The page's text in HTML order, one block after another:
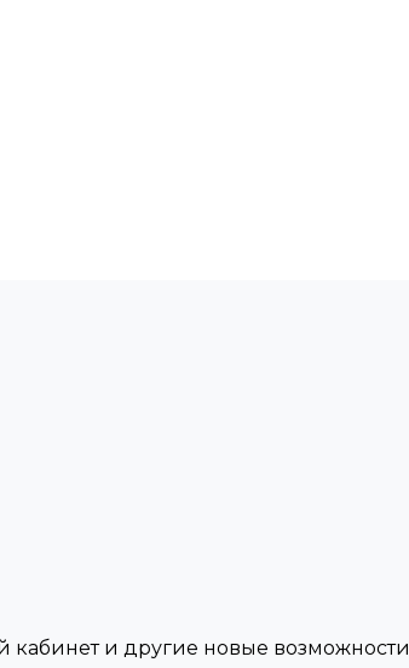
кабинет и другие новые возможности